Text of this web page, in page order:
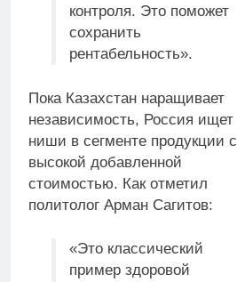
контроля. Это поможет
сохранить
рентабельность».
Пока Казахстан наращивает
независимость, Россия ищет
ниши в сегменте продукции с
высокой добавленной
стоимостью. Как отметил
политолог Арман Сагитов:
«Это классический
пример здоровой